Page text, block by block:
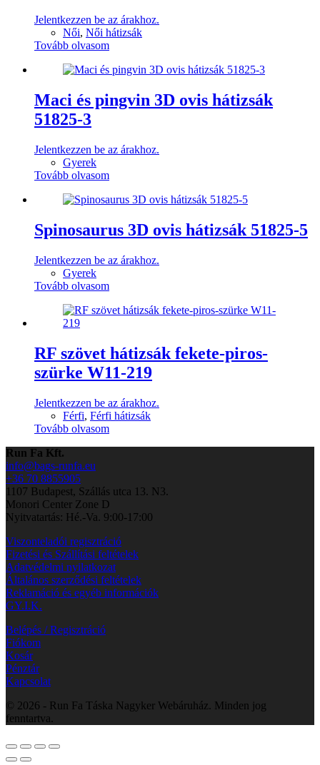
Jelentkezzen be az árakhoz.
Női, Női hátizsák
Tovább olvasom
Maci és pingvin 3D ovis hátizsák
51825-3
Jelentkezzen be az árakhoz.
Gyerek
Tovább olvasom
Spinosaurus 3D ovis hátizsák 51825-5
Jelentkezzen be az árakhoz.
Gyerek
Tovább olvasom
RF szövet hátizsák fekete-piros-
szürke W11-219
Jelentkezzen be az árakhoz.
Férfi, Férfi hátizsák
Tovább olvasom
Run Fa Kft.
info@bags-runfa.eu
+36 70 8855905
1107 Budapest, Szállás utca 13. N3.
Monori Center Zone D
Nyitvatartás: Hé.-Va. 9:00-17:00
Viszonteladói regisztráció
Fizetési és Szállítási feltételek
Adatvédelmi nyilatkozat
Általános szerződési feltételek
Reklamáció és egyéb információk
GY.I.K.
Belépés / Regisztráció
Fiókom
Kosár
Pénztár
Kapcsolat
© 2026 - Run Fa Táska Nagyker Webáruház. Minden jog
fenntartva.